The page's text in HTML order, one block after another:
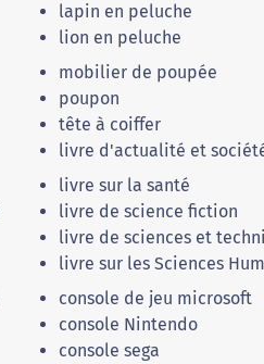
lapin en peluche
lion en peluche
mobilier de poupée
poupon
tête à coiffer
livre d'actualité et
livre sur la santé
livre de science fiction
livre de sciences et
livre sur les Sciences
console de jeu microsoft
console Nintendo
console sega